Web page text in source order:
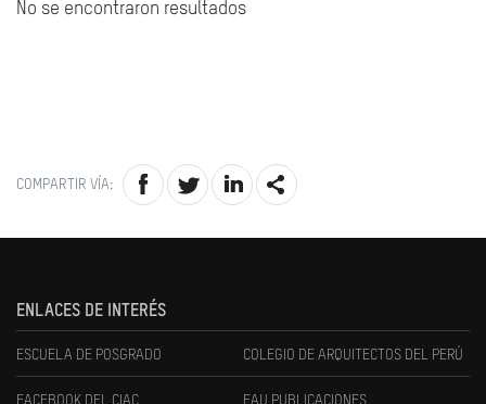
No se encontraron resultados
COMPARTIR VÍA:
ENLACES DE INTERÉS
ESCUELA DE POSGRADO COLEGIO DE ARQUITECTOS DEL PERÚ
FACEBOOK DEL CIAC FAU PUBLICACIONES